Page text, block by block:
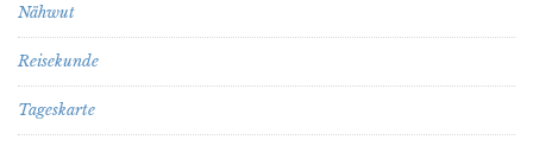
Nähwut
Reisekunde
Tageskarte